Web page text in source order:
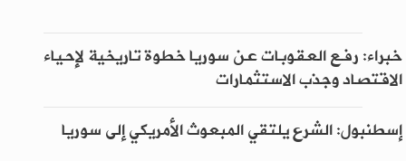
خبراء: رفع العقوبات عن سوريا خطوة تاريخية لإحياء
الاقتصاد وجذب الاستثمارات
إسطنبول: الشرع يلتقي المبعوث الأمريكي إلى سوريا